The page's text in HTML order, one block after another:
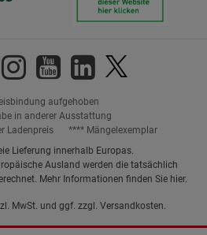
aufgehoben
in anderer Ausstattung
Ladenpreis
**** Mängelexemplar
Lieferung innerhalb Europas.
Ausland werden die tatsächlich
Mehr Informationen finden Sie hier.
MwSt. und ggf. zzgl. Versandkosten.